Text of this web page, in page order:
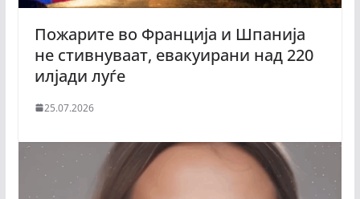
Пожарите во Франција и Шпанија
не стивнуваат, евакуирани над 220
илјади луѓе
25.07.2026